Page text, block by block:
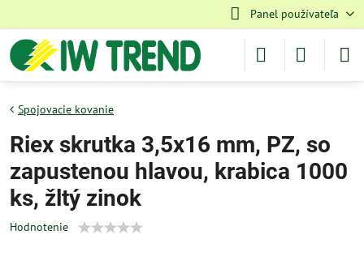
Panel používateľa
Spojovacie kovanie
Riex skrutka 3,5x16 mm, PZ, so
zapustenou hlavou, krabica 1000
ks, žltý zinok
Hodnotenie